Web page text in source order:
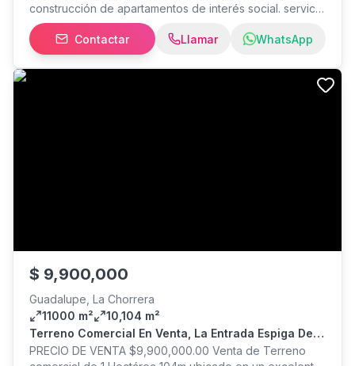
construcción de apartamentos de interés social. servicio
de agua y electricidad se encuentran frente al terreno
Esta oportunidad de inversión de proyecto villa carlota
cuenta con 4,000 m2 2,800 m2 área construible
asignación de uso de suelo RBS 4 número de torres
Contactar Llamar WhatsApp
$ 9,900,000
Guadalupe, La Chorrera
11000 m²
10,104 m²
Terreno Comercial En Venta, La Entrada Espiga De
Chorrera.
PRECIO DE VENTA $9,900,000.00 Venta de Terreno